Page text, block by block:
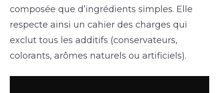
composée que d’ingrédients simples. Elle
respecte ainsi un cahier des charges qui
exclut tous les additifs (conservateurs,
colorants, arômes naturels ou artificiels).